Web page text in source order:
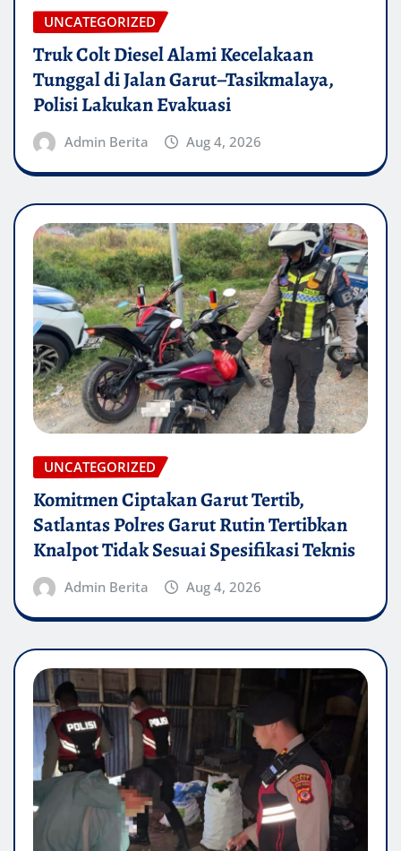
UNCATEGORIZED
Truk Colt Diesel Alami Kecelakaan
Tunggal di Jalan Garut–Tasikmalaya,
Polisi Lakukan Evakuasi
Admin Berita Aug 4, 2026
UNCATEGORIZED
Komitmen Ciptakan Garut Tertib,
Satlantas Polres Garut Rutin Tertibkan
Knalpot Tidak Sesuai Spesifikasi Teknis
Admin Berita Aug 4, 2026